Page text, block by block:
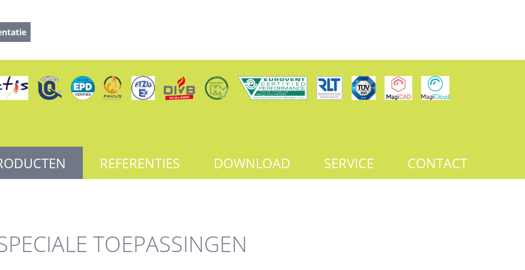
REFERENTIES DOWNLOAD SERVICE CONTACT
TOEPASSINGEN